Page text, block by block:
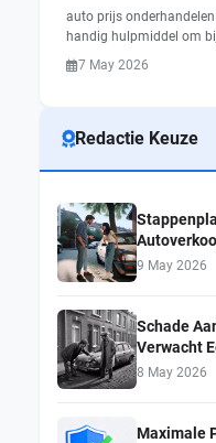
auto prijs
handig hulpmiddel om
7 May 2026
Redactie Keuze
9 May 2026
Schade
Verwacht
8 May 2026
Maximale